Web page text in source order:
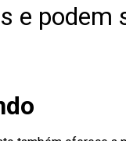
e podem